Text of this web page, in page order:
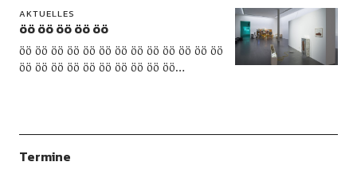
AKTUELLES
öö öö öö öö öö
öö öö öö öö öö öö öö öö öö öö öö öö öö
öö öö öö öö öö öö öö öö öö öö…
Termine